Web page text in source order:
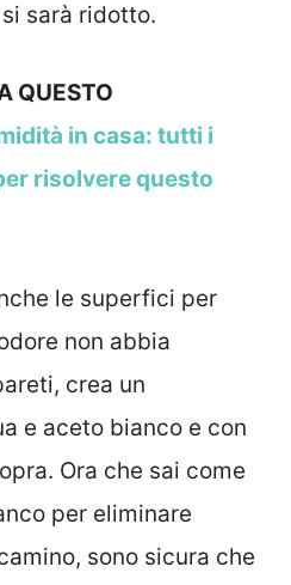
si sarà ridotto.
QUESTO
in casa: tutti i
risolvere questo
le superfici per
non abbia
crea un
e aceto bianco e con
Ora che sai come
per eliminare
sono sicura che